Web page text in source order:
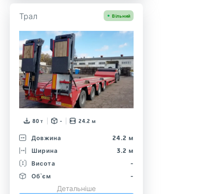
Трал Вільний
80 т - 24.2 м
Довжина
24.2 м
Ширина
3.2 м
Висота
-
Об`єм
-
Детальніше